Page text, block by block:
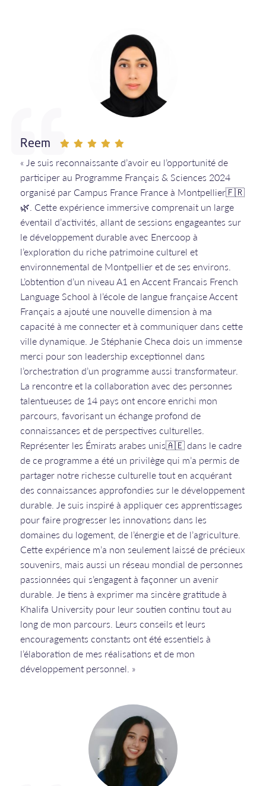
Reem
« Je suis reconnaissante d’avoir eu l’opportunité de
participer au Programme Français & Sciences 2024
organisé par Campus France France à Montpellier🇫🇷
🌿. Cette expérience immersive comprenait un large
éventail d’activités, allant de sessions engageantes sur
le développement durable avec Enercoop à
l’exploration du riche patrimoine culturel et
environnemental de Montpellier et de ses environs.
L’obtention d’un niveau A1 en Accent Francais French
Language School à l’école de langue française Accent
Français a ajouté une nouvelle dimension à ma
capacité à me connecter et à communiquer dans cette
ville dynamique. Je Stéphanie Checa dois un immense
merci pour son leadership exceptionnel dans
l’orchestration d’un programme aussi transformateur.
La rencontre et la collaboration avec des personnes
talentueuses de 14 pays ont encore enrichi mon
parcours, favorisant un échange profond de
connaissances et de perspectives culturelles.
Représenter les Émirats arabes unis🇦🇪 dans le cadre
de ce programme a été un privilège qui m’a permis de
partager notre richesse culturelle tout en acquérant
des connaissances approfondies sur le développement
durable. Je suis inspiré à appliquer ces apprentissages
pour faire progresser les innovations dans les
domaines du logement, de l’énergie et de l’agriculture.
Cette expérience m’a non seulement laissé de précieux
souvenirs, mais aussi un réseau mondial de personnes
passionnées qui s’engagent à façonner un avenir
durable. Je tiens à exprimer ma sincère gratitude à
Khalifa University pour leur soutien continu tout au
long de mon parcours. Leurs conseils et leurs
encouragements constants ont été essentiels à
l’élaboration de mes réalisations et de mon
développement personnel. »